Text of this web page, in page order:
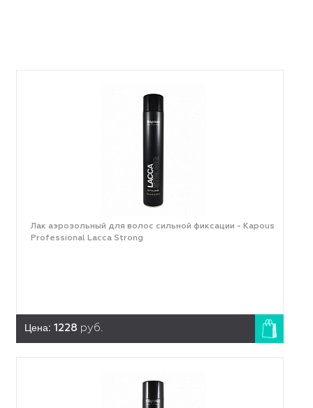
Лак аэрозольный для волос сильной фиксации - Kapous
Professional Lacca Strong
Цена: 1228 руб.